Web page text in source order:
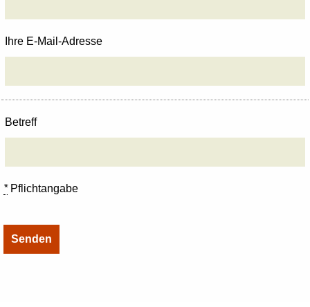
Ihre E-Mail-Adresse
Betreff
*Pflichtangabe